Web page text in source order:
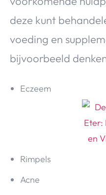
deze kunt
voeding en
bijvoorbeeld
Eczeem
Rimpels
Acne